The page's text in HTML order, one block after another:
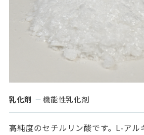
乳化剤 機能性乳化剤
高純度のセチルリン酸です。L-アル